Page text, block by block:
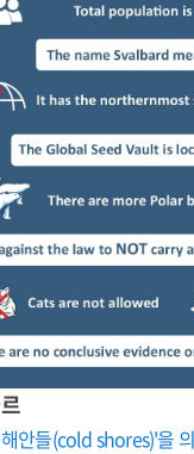
안들(cold shores)'을